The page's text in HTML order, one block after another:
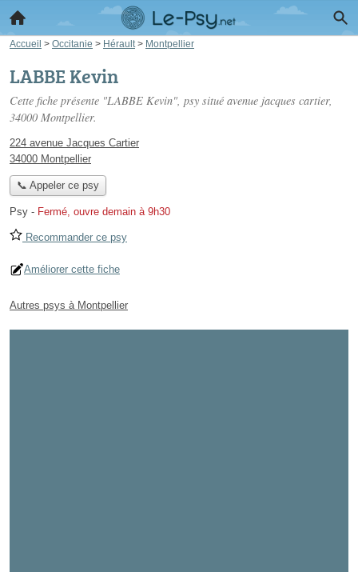
Accueil > Occitanie > Hérault > Montpellier
LABBE Kevin
Cette fiche présente "LABBE Kevin", psy situé avenue jacques cartier,
34000 Montpellier.
224 avenue Jacques Cartier
34000 Montpellier
📞 Appeler ce psy
Psy - Fermé, ouvre demain à 9h30
Recommander ce psy
Améliorer cette fiche
Autres psys à Montpellier